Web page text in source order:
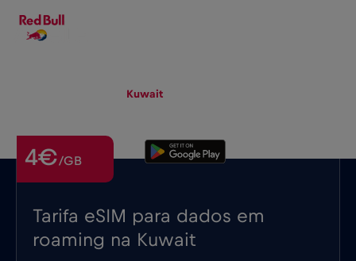
Kuwait
Tarifa eSIM para dados em
roaming na Kuwait
4€/GB